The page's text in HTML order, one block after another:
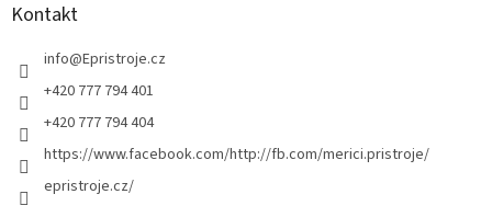
Kontakt
info@Epristroje.cz
+420 777 794 401
+420 777 794 404
https://www.facebook.com/http://fb.com/merici.pristroje/
epristroje.cz/